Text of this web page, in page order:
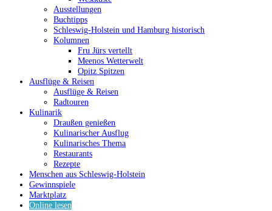
Ausstellungen
Buchtipps
Schleswig-Holstein und Hamburg historisch
Kolumnen
Fru Jürs vertellt
Meenos Wetterwelt
Opitz Spitzen
Ausflüge & Reisen
Ausflüge & Reisen
Radtouren
Kulinarik
Draußen genießen
Kulinarischer Ausflug
Kulinarisches Thema
Restaurants
Rezepte
Menschen aus Schleswig-Holstein
Gewinnspiele
Marktplatz
Online lesen